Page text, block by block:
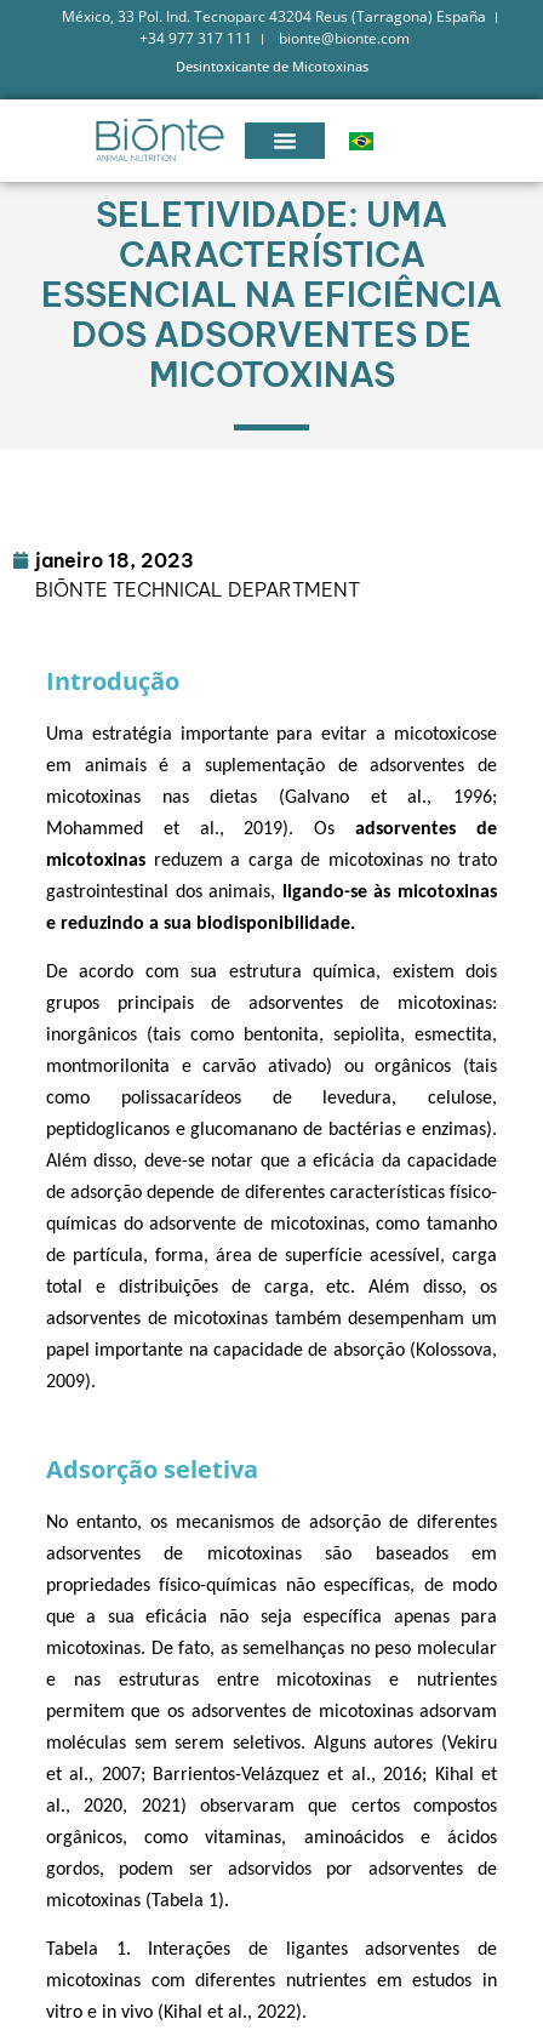
México, 33 Pol. Ind. Tecnoparc 43204 Reus (Tarragona) España
+34 977 317 111
bionte@bionte.com
Desintoxicante de Micotoxinas
SELETIVIDADE: UMA
CARACTERÍSTICA
ESSENCIAL NA EFICIÊNCIA
DOS ADSORVENTES DE
MICOTOXINAS
janeiro 18, 2023
BIŌNTE TECHNICAL DEPARTMENT
Introdução
Uma estratégia importante para evitar a micotoxicose
em animais é a suplementação de adsorventes de
micotoxinas nas dietas (Galvano et al., 1996;
Mohammed et al., 2019). Os adsorventes de
micotoxinas reduzem a carga de micotoxinas no trato
gastrointestinal dos animais,
ligando-se às micotoxinas
e reduzindo a sua biodisponibilidade.
De acordo com sua estrutura química, existem dois
grupos principais de adsorventes de micotoxinas:
inorgânicos (tais como bentonita, sepiolita, esmectita,
montmorilonita e carvão ativado) ou orgânicos (tais
como polissacarídeos de levedura, celulose,
peptidoglicanos e glucomanano de bactérias e enzimas).
Além disso, deve-se notar que a eficácia da capacidade
de adsorção depende de diferentes características físico-
químicas do adsorvente de micotoxinas, como tamanho
de partícula, forma, área de superfície acessível, carga
total e distribuições de carga, etc. Além disso, os
adsorventes de micotoxinas também desempenham um
papel importante na capacidade de absorção (Kolossova,
2009).
Adsorção seletiva
No entanto, os mecanismos de adsorção de diferentes
adsorventes de micotoxinas são baseados em
propriedades físico-químicas não específicas, de modo
que a sua eficácia não seja específica apenas para
micotoxinas. De fato, as semelhanças no peso molecular
e nas estruturas entre micotoxinas e nutrientes
permitem que os adsorventes de micotoxinas adsorvam
moléculas sem serem seletivos. Alguns autores (Vekiru
et al., 2007; Barrientos-Velázquez et al., 2016; Kihal et
al., 2020, 2021) observaram que certos compostos
orgânicos, como vitaminas, aminoácidos e ácidos
gordos, podem ser adsorvidos por adsorventes de
micotoxinas (Tabela 1).
Tabela 1. Interações de ligantes adsorventes de
micotoxinas com diferentes nutrientes em estudos in
vitro e in vivo (Kihal et al., 2022).